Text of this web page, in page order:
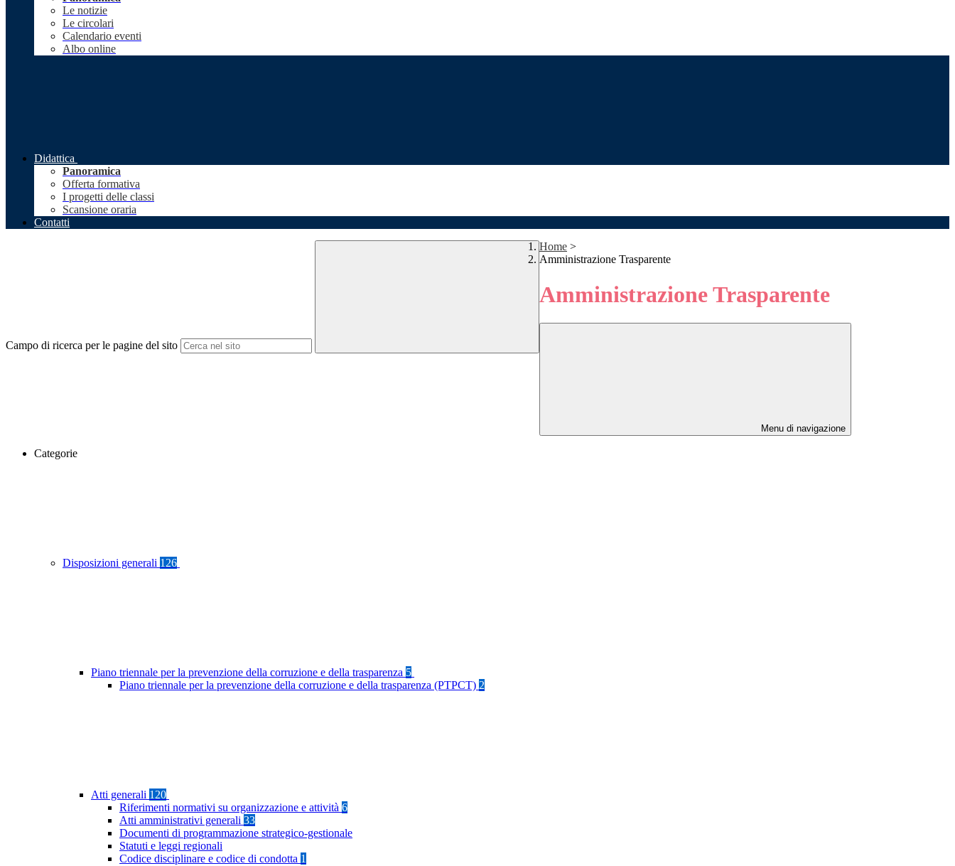
Le notizie
Le circolari
Calendario eventi
Albo online
Didattica
Panoramica
Offerta formativa
I progetti delle classi
Scansione oraria
Contatti
Campo di ricerca per le pagine del sito
Home >
Amministrazione Trasparente
Amministrazione Trasparente
Menu di navigazione
Categorie
Disposizioni generali 126
Piano triennale per la prevenzione della corruzione e della trasparenza 5
Piano triennale per la prevenzione della corruzione e della trasparenza (PTPCT) 2
Atti generali 120
Riferimenti normativi su organizzazione e attività 6
Atti amministrativi generali 33
Documenti di programmazione strategico-gestionale
Statuti e leggi regionali
Codice disciplinare e codice di condotta 1